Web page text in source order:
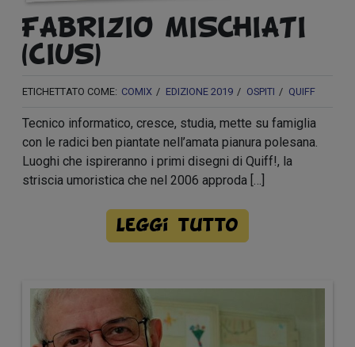
FABRIZIO MISCHIATI
(CIUS)
ETICHETTATO COME: COMIX EDIZIONE 2019 OSPITI QUIFF
Tecnico informatico, cresce, studia, mette su famiglia
con le radici ben piantate nell’amata pianura polesana.
Luoghi che ispireranno i primi disegni di Quiff!, la
striscia umoristica che nel 2006 approda […]
Leggi tutto